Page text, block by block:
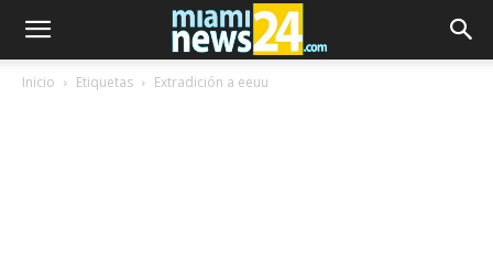
Inicio Etiquetas Extradición a eeuu